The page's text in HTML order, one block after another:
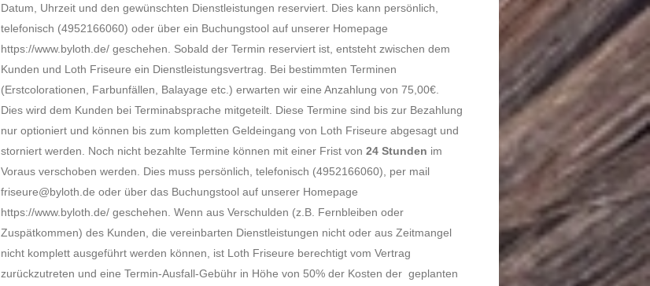
Datum, Uhrzeit und den gewünschten Dienstleistungen reserviert. Dies kann persönlich,
telefonisch (4952166060) oder über ein Buchungstool auf unserer Homepage
https://www.byloth.de/ geschehen. Sobald der Termin reserviert ist, entsteht zwischen dem
Kunden und Loth Friseure ein Dienstleistungsvertrag. Bei bestimmten Terminen
(Erstcolorationen, Farbunfällen, Balayage etc.) erwarten wir eine Anzahlung von 75,00€.
Dies wird dem Kunden bei Terminabsprache mitgeteilt. Diese Termine sind bis zur Bezahlung
nur optioniert und können bis zum kompletten Geldeingang von Loth Friseure abgesagt und
storniert werden. Noch nicht bezahlte Termine können mit einer Frist von24 Stunden im
Voraus verschoben werden. Dies muss persönlich, telefonisch (4952166060), per mail
friseure@byloth.de oder über das Buchungstool auf unserer Homepage
https://www.byloth.de/ geschehen. Wenn aus Verschulden (z.B. Fernbleiben oder
Zuspätkommen) des Kunden, die vereinbarten Dienstleistungen nicht oder aus Zeitmangel
nicht komplett ausgeführt werden können, ist Loth Friseure berechtigt vom Vertrag
zurückzutreten und eine Termin-Ausfall-Gebühr in Höhe von 50% der Kosten der geplanten